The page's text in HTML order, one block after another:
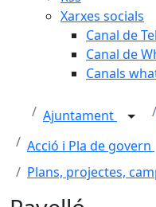
Xarxes socials
Canal de
Canal de
Canals
Ajuntament
Acció i Pla de govern
Plans, projectes,